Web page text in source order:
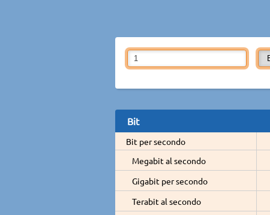
Bit
Bit per secondo
Megabit al secondo
Gigabit per secondo
Terabit al secondo